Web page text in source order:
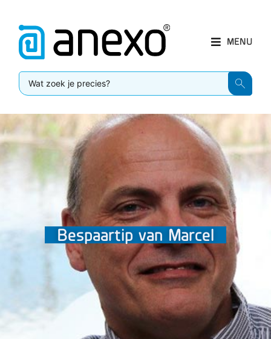
MENU
Bespaartip van Marcel